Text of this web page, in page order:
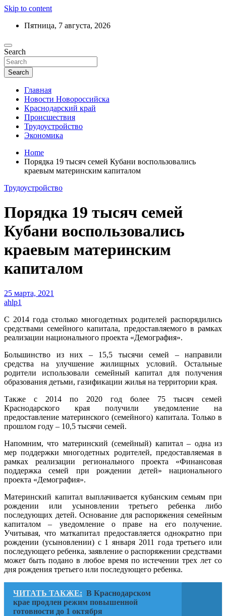
Skip to content
Пятница, 7 августа, 2026
Актуальные новости Новороссийска и
Краснодарского края
Ежедневный дайджест событий региона
Search
Search
Главная
Новости Новороссийска
Краснодарский край
Происшествия
Трудоустройство
Экономика
Home
Порядка 19 тысяч семей Кубани воспользовались
краевым материнским капиталом
Трудоустройство
Порядка 19 тысяч семей
Кубани воспользовались
краевым материнским
капиталом
25 марта, 2021
ahlp1
С 2014 года столько многодетных родителей распорядились
средствами семейного капитала, предоставляемого в рамках
реализации национального проекта «Демография».
Большинство из них – 15,5 тысячи семей – направили
средства на улучшение жилищных условий. Остальные
родители использовали семейный капитал для получения
образования детьми, газификации жилья на территории края.
Также с 2014 по 2020 год более 75 тысяч семей
Краснодарского края получили уведомление на
предоставление материнского (семейного) капитала. Только в
прошлом году – 10,5 тысячи семей.
Напомним, что материнский (семейный) капитал – одна из
мер поддержки многодетных родителей, предоставляемая в
рамках реализации регионального проекта «Финансовая
поддержка семей при рождении детей» национального
проекта «Демография».
Материнский капитал выплачивается кубанским семьям при
рождении или усыновлении третьего ребенка либо
последующих детей. Основание для распоряжения семейным
капиталом – уведомление о праве на его получение.
Учитывая, что маткапитал предоставляется однократно при
рождении (усыновлении) с 1 января 2011 года третьего или
последующего ребенка, заявление о распоряжении средствами
может быть подано в любое время по истечении трех лет со
дня рождения третьего или последующего ребенка.
ЧИТАТЬ ТАКЖЕ: В Краснодарском
крае продлен режим повышенной
готовности до 1 октября